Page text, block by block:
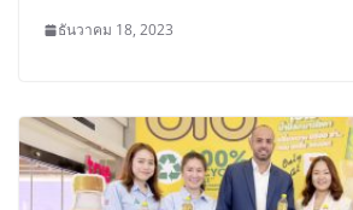
ธันวาคม 18, 2023